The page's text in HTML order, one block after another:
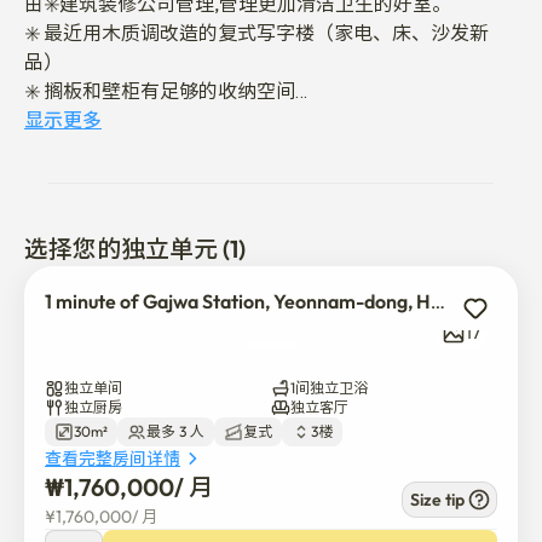
✳️ 最近用木质调改造的复式写字楼（家电、床、沙发新
品）
✳️ 搁板和壁柜有足够的收纳空间
✳️弘益大学入口站步行 25 分钟/公交车 10 分钟/地铁站 1 分
钟，汉江徒步30分钟
显示更多
选择您的独立单元 (1)
1 minute of Gajwa Station, Yeonnam-dong, Hongdae Entrance
17
独立单间
1间独立卫浴
独立厨房
独立客厅
30m²
最多 3 人 复式 3楼
查看完整房间详情
₩1,760,000/ 月
¥1,760,000/ 月
Size tip